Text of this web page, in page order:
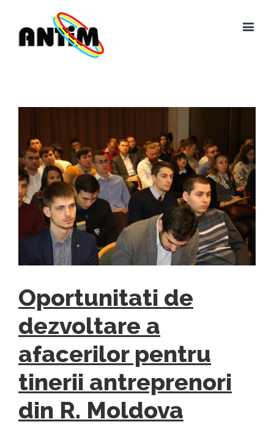
Oportunitati de
dezvoltare a
afacerilor pentru
tinerii antreprenori
din R. Moldova